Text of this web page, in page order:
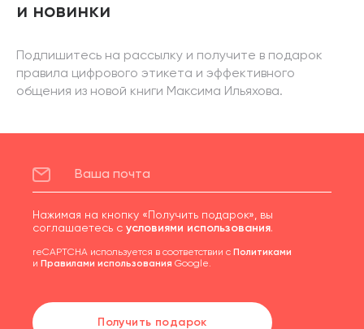
и новинки
Подпишитесь на рассылку и получите в подарок
правила цифрового этикета и эффективного
общения из новой книги Максима Ильяхова.
Нажимая на кнопку «Получить подарок», вы
соглашаетесь с условиями использования.
reCAPTCHA используется в соответствии с Политиками
и Правилами использования Google.
Получить подарок